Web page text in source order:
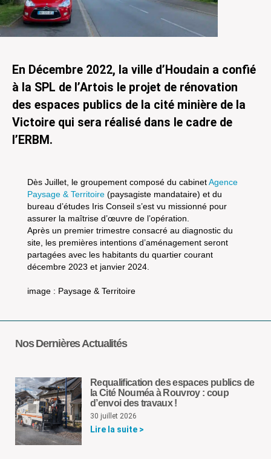
En Décembre 2022, la ville d’Houdain a confié
à la SPL de l’Artois le projet de rénovation
des espaces publics de la cité minière de la
Victoire qui sera réalisé dans le cadre de
l’ERBM.
Dès Juillet, le groupement composé du cabinetAgence
Paysage & Territoire (paysagiste mandataire) et du
bureau d’études Iris Conseil s’est vu missionné pour
assurer la maîtrise d’œuvre de l’opération.
Après un premier trimestre consacré au diagnostic du
site, les premières intentions d’aménagement seront
partagées avec les habitants du quartier courant
décembre 2023 et janvier 2024.
image : Paysage & Territoire
Nos Dernières Actualités
Requalification des espaces publics de
la Cité Nouméa à Rouvroy : coup
d’envoi des travaux !
30 juillet 2026
Lire la suite >